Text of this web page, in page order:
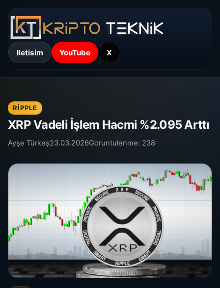
Iletisim YouTube X
RIPPLE
XRP Vadeli İşlem Hacmi %2.095 Arttı
Ayşe Türkeş23.03.2026Goruntulenme: 238